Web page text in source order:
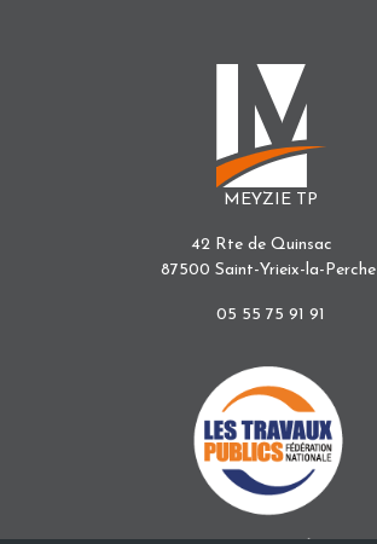
MEYZIE TP
42 Rte de Quinsac
87500 Saint-Yrieix-la-Perche
05 55 75 91 91